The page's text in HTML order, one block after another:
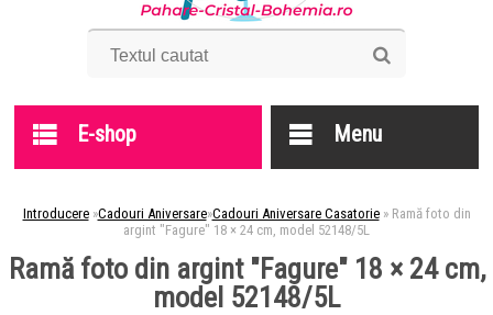
E-shop Menu
Introducere »Cadouri Aniversare»Cadouri Aniversare Casatorie » Ramă foto din
argint "Fagure" 18 × 24 cm, model 52148/5L
Ramă foto din argint "Fagure" 18 × 24 cm,
model 52148/5L